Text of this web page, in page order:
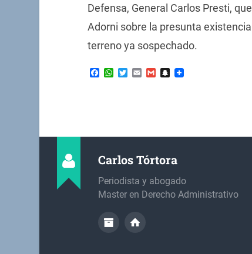
Defensa, General Carlos Presti,
Adorni sobre la presunta
terreno ya sospechado.
Facebook
WhatsApp
TwitterEmailGmailSnapchat
Carlos Tórtora
Periodista y abogado
Master en Derecho Administrativo